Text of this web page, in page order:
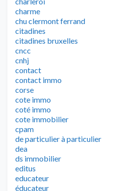
charme
chu clermont ferrand
citadines
citadines bruxelles
cncc
cnhj
contact
contact immo
corse
cote immo
coté immo
cote immobilier
cpam
de particulier à particulier
dea
ds immobilier
editus
educateur
éducateur